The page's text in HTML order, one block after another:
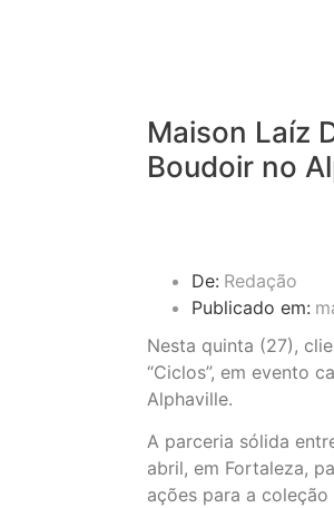
Maison Laíz
Boudoir no
De: Redação
Publicado em:
Nesta quinta (27),
“Ciclos”, em evento
Alphaville.
A parceria sólida
abril, em Fortaleza,
ações para a